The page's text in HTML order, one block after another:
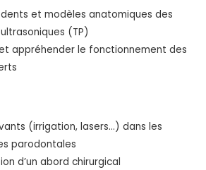
et modèles anatomiques des
(TP)
appréhender le fonctionnement des
(irrigation, lasers…) dans les
parodontales
d’un abord chirurgical